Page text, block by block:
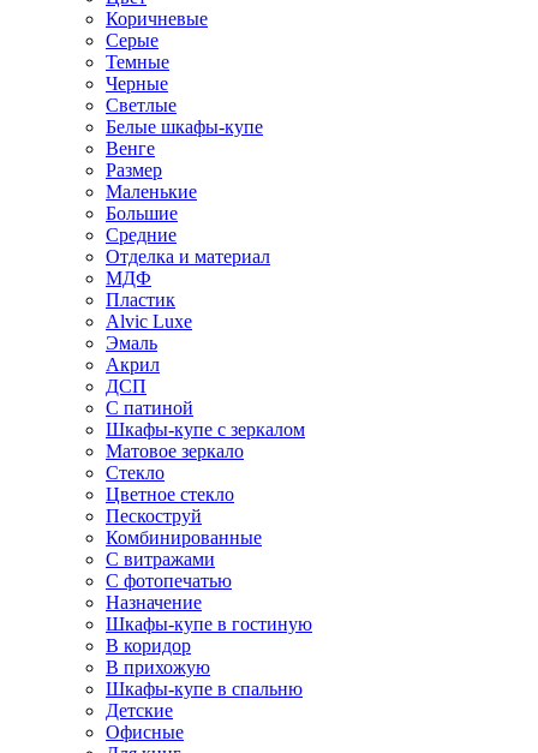
Коричневые
Серые
Темные
Черные
Светлые
Белые шкафы-купе
Венге
Размер
Маленькие
Большие
Средние
Отделка и материал
МДФ
Пластик
Alvic Luxe
Эмаль
Акрил
ДСП
С патиной
Шкафы-купе с зеркалом
Матовое зеркало
Стекло
Цветное стекло
Пескоструй
Комбинированные
С витражами
С фотопечатью
Назначение
Шкафы-купе в гостиную
В коридор
В прихожую
Шкафы-купе в спальню
Детские
Офисные